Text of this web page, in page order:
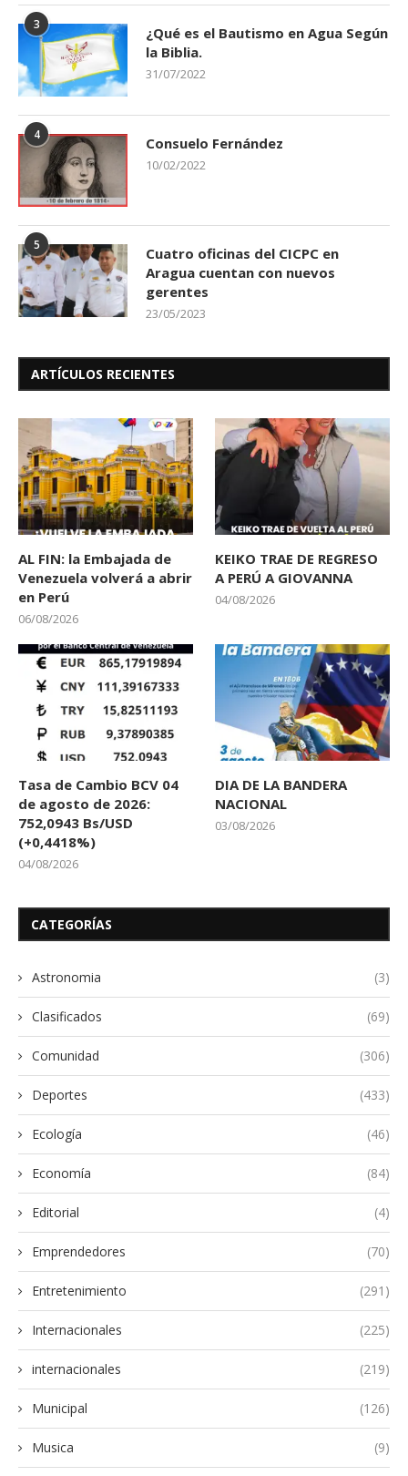
3
¿Qué es el Bautismo en Agua Según
la Biblia.
31/07/2022
4 Consuelo Fernández
10/02/2022
5
Cuatro oficinas del CICPC en
Aragua cuentan con nuevos
gerentes
23/05/2023
ARTÍCULOS RECIENTES
AL FIN: la Embajada de
Venezuela volverá a abrir
en Perú
06/08/2026
KEIKO TRAE DE REGRESO
A PERÚ A GIOVANNA
04/08/2026
Tasa de Cambio BCV 04
de agosto de 2026:
752,0943 Bs/USD
(+0,4418%)
04/08/2026
DIA DE LA BANDERA
NACIONAL
03/08/2026
CATEGORÍAS
Astronomia (3)
Clasificados (69)
Comunidad (306)
Deportes (433)
Ecología (46)
Economía (84)
Editorial (4)
Emprendedores (70)
Entretenimiento (291)
Internacionales (225)
internacionales (219)
Municipal (126)
Musica (9)